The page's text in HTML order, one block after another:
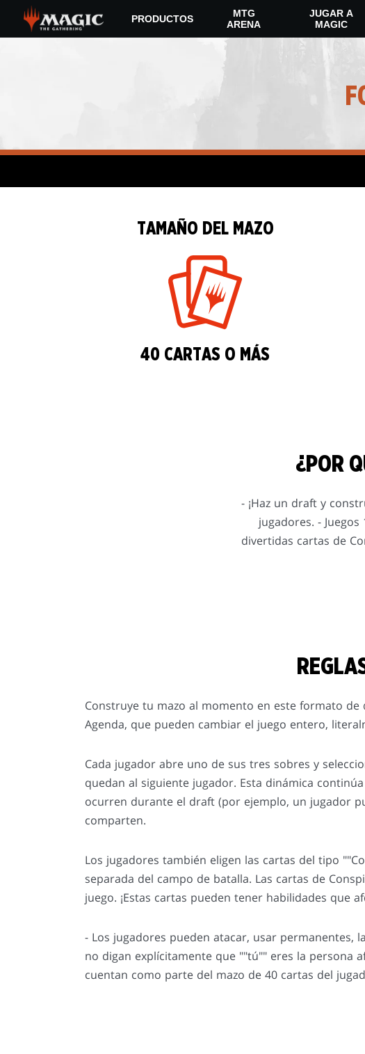
main
PRODUCTOS
MTG
ARENA
JUGAR A
MAGIC
TAMAÑO DEL MAZO
40 CARTAS O MÁS
¿POR
- ¡Haz un draft y
jugadores. -
divertidas cartas de
Construye tu mazo al momento en este formato de
Agenda, que pueden cambiar el juego entero,
Cada jugador abre uno de sus tres sobres y
quedan al siguiente jugador. Esta dinámica
ocurren durante el draft (por ejemplo, un jugador
comparten.
Los jugadores también eligen las cartas del tipo
separada del campo de batalla. Las cartas de
juego. ¡Estas cartas pueden tener habilidades que
- Los jugadores pueden atacar, usar permanentes,
no digan explícitamente que ""tú"" eres la persona
cuentan como parte del mazo de 40 cartas del